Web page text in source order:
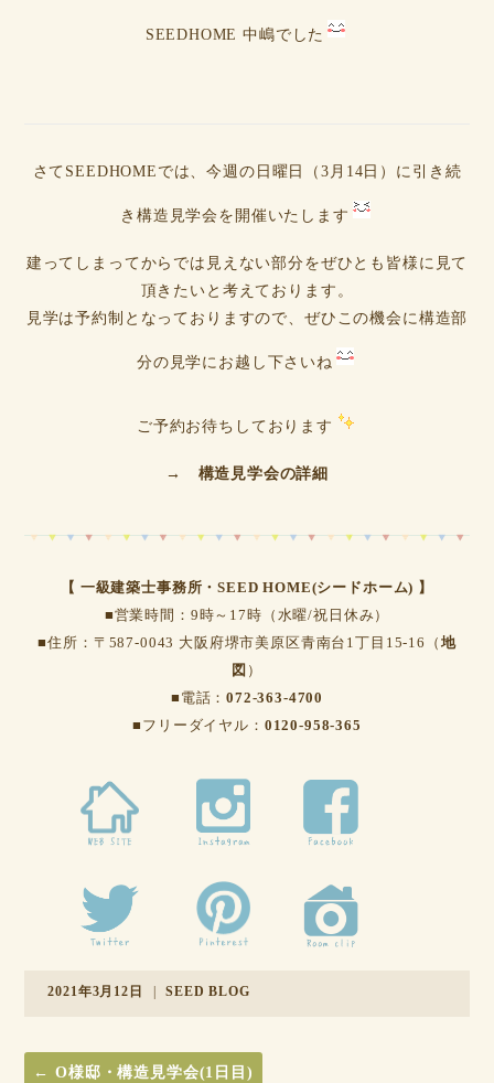
SEEDHOME 中嶋でした
さてSEEDHOMEでは、今週の日曜日（3月14日）に引き続
き構造見学会を開催いたします
建ってしまってからでは見えない部分をぜひとも皆様に見て
頂きたいと考えております。
見学は予約制となっておりますので、ぜひこの機会に構造部
分の見学にお越し下さいね
ご予約お待ちしております
→ 構造見学会の詳細
【 一級建築士事務所・SEED HOME(シードホーム) 】
■営業時間：9時～17時（水曜/祝日休み）
■住所：〒587-0043 大阪府堺市美原区青南台1丁目15-16（ 地
図 ）
■電話：072-363-4700
■フリーダイヤル： 0120-958-365
2021年3月12日 SEED BLOG
← O様邸・構造見学会(1日目)